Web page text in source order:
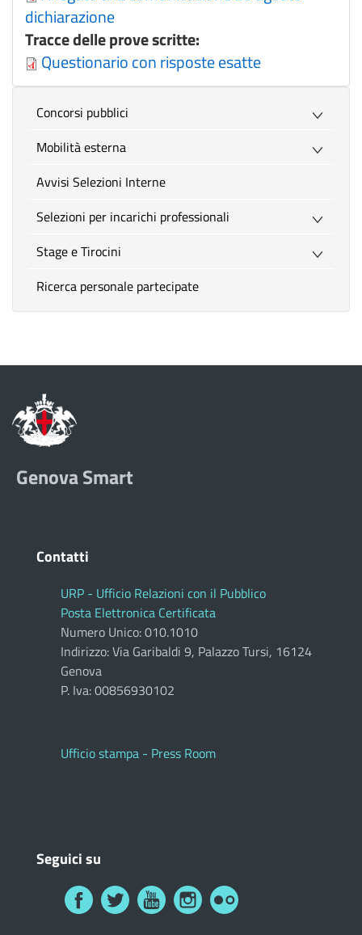
dichiarazione
Tracce delle prove scritte:
Questionario con risposte esatte
Concorsi pubblici
Mobilità esterna
Avvisi Selezioni Interne
Selezioni per incarichi professionali
Stage e Tirocini
Ricerca personale partecipate
Genova Smart
Contatti
URP - Ufficio Relazioni con il Pubblico
Posta Elettronica Certificata
Numero Unico: 010.1010
Indirizzo: Via Garibaldi 9, Palazzo Tursi, 16124
Genova
P. Iva: 00856930102
Ufficio stampa - Press Room
Seguici su